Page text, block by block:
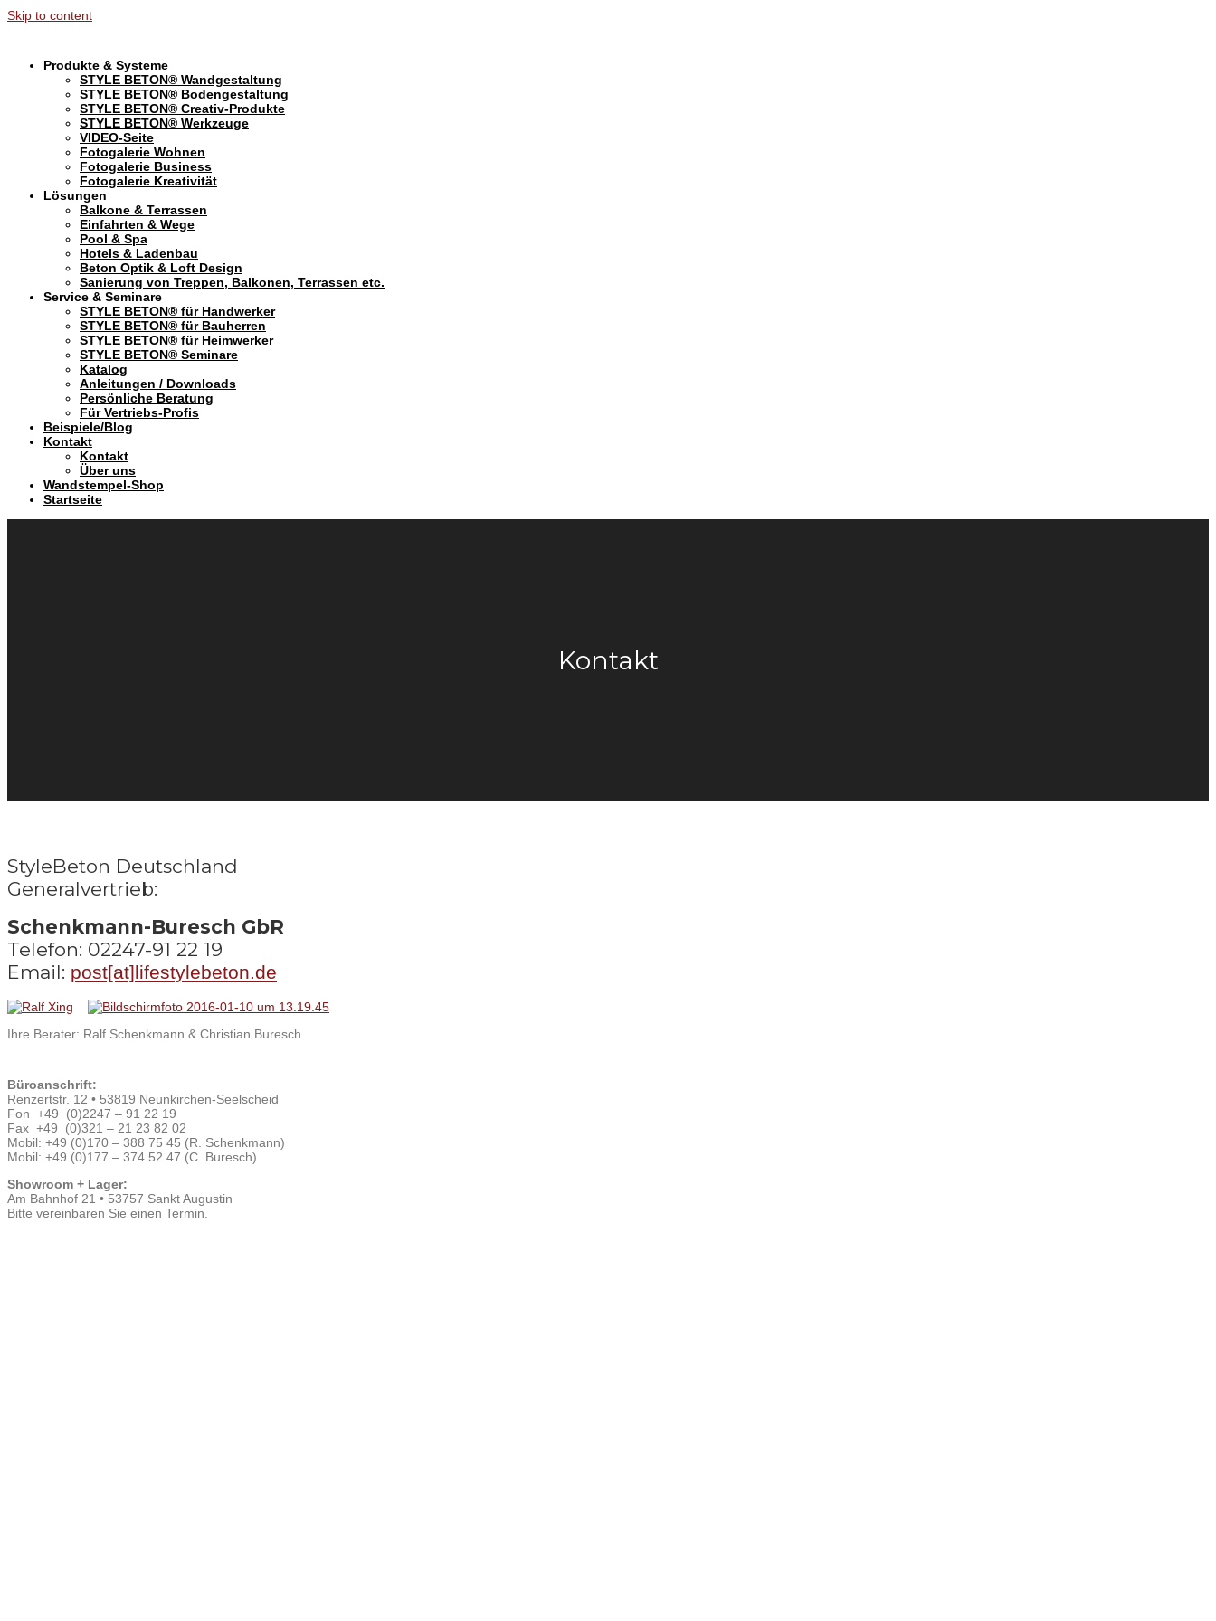
Skip to content
Produkte & Systeme
STYLE BETON® Wandgestaltung
STYLE BETON® Bodengestaltung
STYLE BETON® Creativ-Produkte
STYLE BETON® Werkzeuge
VIDEO-Seite
Fotogalerie Wohnen
Fotogalerie Business
Fotogalerie Kreativität
Lösungen
Balkone & Terrassen
Einfahrten & Wege
Pool & Spa
Hotels & Ladenbau
Beton Optik & Loft Design
Sanierung von Treppen, Balkonen, Terrassen etc.
Service & Seminare
STYLE BETON® für Handwerker
STYLE BETON® für Bauherren
STYLE BETON® für Heimwerker
STYLE BETON® Seminare
Katalog
Anleitungen / Downloads
Persönliche Beratung
Für Vertriebs-Profis
Beispiele/Blog
Kontakt
Kontakt
Über uns
Wandstempel-Shop
Startseite
Kontakt
StyleBeton Deutschland
Generalvertrieb:
Schenkmann-Buresch GbR
Telefon: 02247-91 22 19
Email: post[at]lifestylebeton.de
Ihre Berater: Ralf Schenkmann & Christian Buresch
Büroanschrift:
Renzertstr. 12 • 53819 Neunkirchen-Seelscheid
Fon +49 (0)2247 – 91 22 19
Fax +49 (0)321 – 21 23 82 02
Mobil: +49 (0)170 – 388 75 45 (R. Schenkmann)
Mobil: +49 (0)177 – 374 52 47 (C. Buresch)
Showroom + Lager:
Am Bahnhof 21 • 53757 Sankt Augustin
Bitte vereinbaren Sie einen Termin.